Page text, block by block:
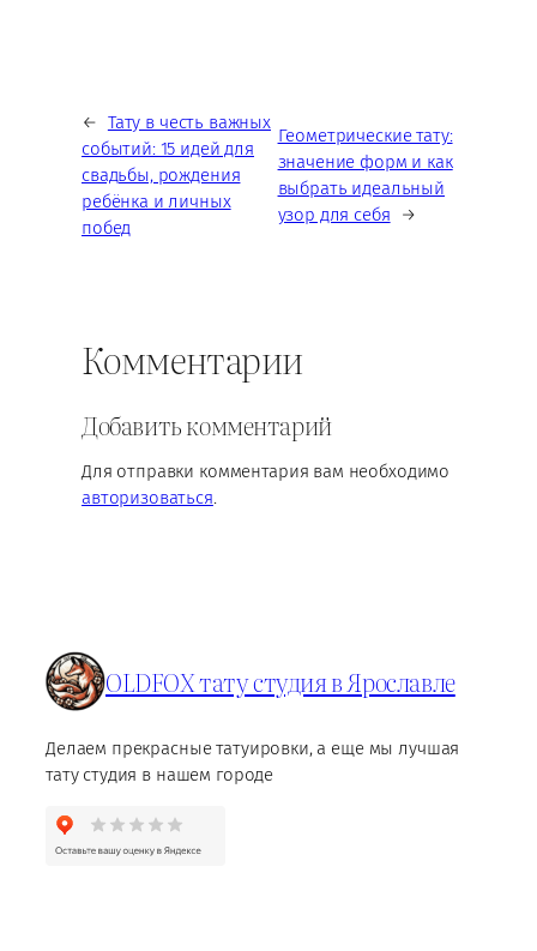
← Тату в честь важных
событий: 15 идей для
свадьбы, рождения
ребёнка и личных
побед
Геометрические тату:
значение форм и как
выбрать идеальный
узор для себя
→
Комментарии
Добавить комментарий
Для отправки комментария вам необходимо
авторизоваться.
OLDFOX тату студия в Ярославле
Делаем прекрасные татуировки, а еще мы лучшая
тату студия в нашем городе